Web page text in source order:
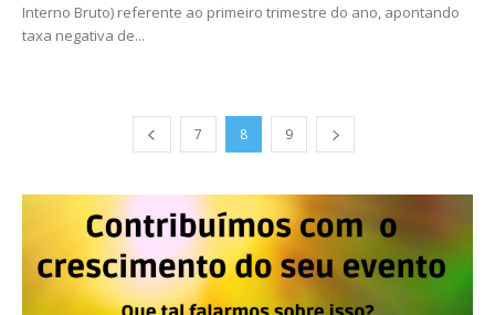
Interno Bruto) referente ao primeiro trimestre do ano, apontando
taxa negativa de...
7 8 9